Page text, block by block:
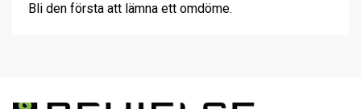
Bli den första att lämna ett omdöme.